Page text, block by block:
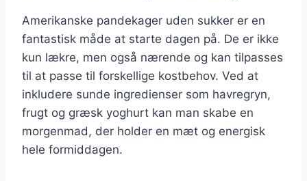
Amerikanske pandekager uden sukker er en
fantastisk måde at starte dagen på. De er ikke
kun lækre, men også nærende og kan tilpasses
til at passe til forskellige kostbehov. Ved at
inkludere sunde ingredienser som havregryn,
frugt og græsk yoghurt kan man skabe en
morgenmad, der holder en mæt og energisk
hele formiddagen.